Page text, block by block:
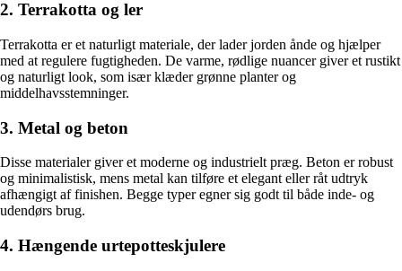
2. Terrakotta og ler
Terrakotta er et naturligt materiale, der lader jorden ånde og hjælper
med at regulere fugtigheden. De varme, rødlige nuancer giver et rustikt
og naturligt look, som især klæder grønne planter og
middelhavsstemninger.
3. Metal og beton
Disse materialer giver et moderne og industrielt præg. Beton er robust
og minimalistisk, mens metal kan tilføre et elegant eller råt udtryk
afhængigt af finishen. Begge typer egner sig godt til både inde- og
udendørs brug.
4. Hængende urtepotteskjulere